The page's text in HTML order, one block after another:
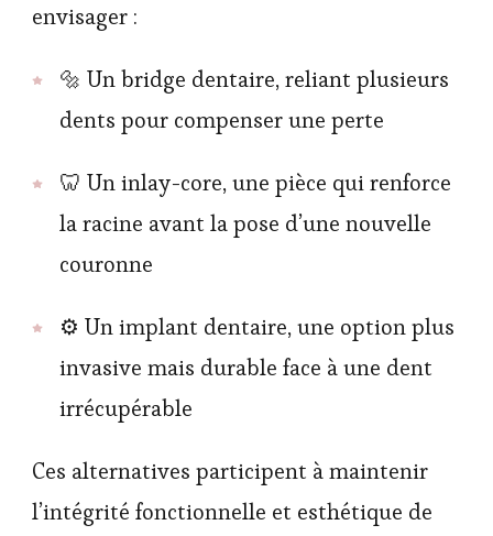
envisager :
🔩 Un bridge dentaire, reliant plusieurs
dents pour compenser une perte
🦷 Un inlay-core, une pièce qui renforce
la racine avant la pose d’une nouvelle
couronne
⚙️ Un implant dentaire, une option plus
invasive mais durable face à une dent
irrécupérable
Ces alternatives participent à maintenir
l’intégrité fonctionnelle et esthétique de